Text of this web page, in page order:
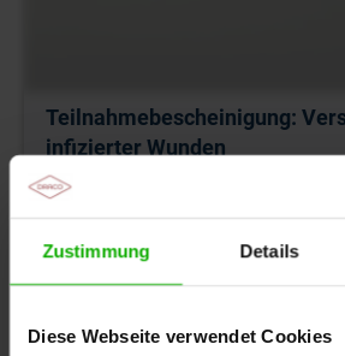
Zustimmung Details
Diese Webseite verwendet Cookies
Teilnahmebescheinigung:
infizierter Wunden